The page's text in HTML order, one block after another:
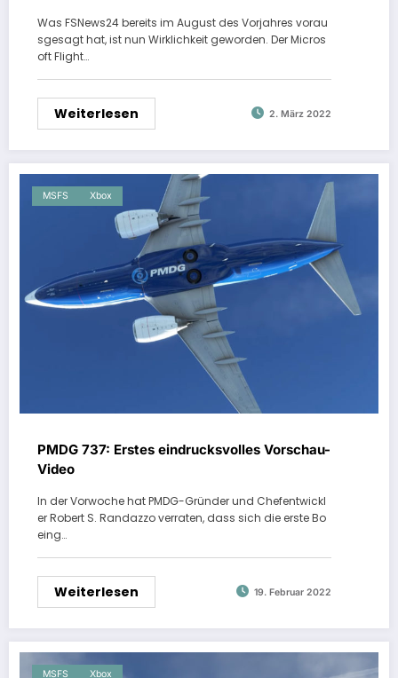
Was FSNews24 bereits im August des Vorjahres vorau
sgesagt hat, ist nun Wirklichkeit geworden. Der Micros
oft Flight…
Weiterlesen 2. März 2022
MSFS Xbox
PMDG 737: Erstes eindrucksvolles Vorschau-
Video
In der Vorwoche hat PMDG-Gründer und Chefentwickl
er Robert S. Randazzo verraten, dass sich die erste Bo
eing…
Weiterlesen 19. Februar 2022
MSFS Xbox